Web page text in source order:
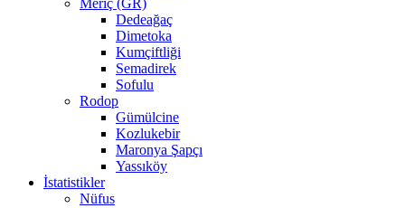
Dedeağaç
Dimetoka
Kumçiftliği
Semadirek
Sofulu
Rodop
Gümülcine
Kozlukebir
Maronya Şapçı
Yassıköy
İstatistikler
Nüfus